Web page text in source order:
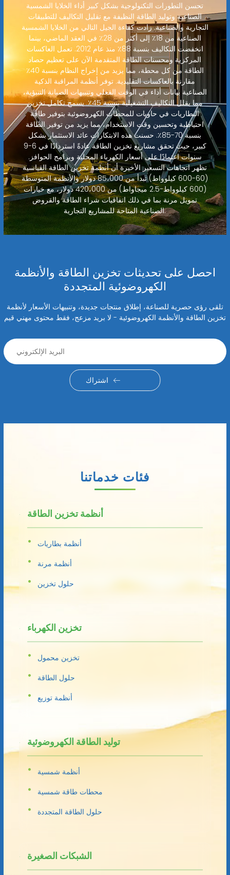
تحسن التطورات التكنولوجية بشكل كبير أداء الخلايا الشمسية
الصناعية وتوليد الطاقة النظيفة مع تقليل التكاليف للتطبيقات
التجارية والصناعية. زادت كفاءة الجيل التالي من الخلايا الشمسية
الصناعية من 18٪ إلى أكثر من 28٪ في العقد الماضي، بينما
انخفضت التكاليف بنسبة 88٪ منذ عام 2012. تعمل العاكسات
المركزية ومحسنات الطاقة المتقدمة الآن على تعظيم حصاد
الطاقة من كل محطة، مما يزيد من إخراج النظام بنسبة 40٪
مقارنة بالعاكسات التقليدية. توفر أنظمة المراقبة الذكية
الصناعية بيانات أداء في الوقت الفعلي وتنبيهات الصيانة التنبؤية،
مما يقلل التكاليف التشغيلية بنسبة 45٪. يسمح تكامل تخزين
البطاريات في حاويات للمحطات الكهروضوئية بتوفير طاقة
احتياطية وتحسين وقت الاستخدام، مما يزيد من توفير الطاقة
بنسبة 70-85٪. حسنت هذه الابتكارات عائد الاستثمار بشكل
كبير، حيث تحقق مشاريع تخزين الطاقة عادةً استردادًا في 6-9
سنوات اعتمادًا على أسعار الكهرباء المحلية وبرامج الحوافز.
تظهر اتجاهات التسعير الأخيرة أن أنظمة تخزين الطاقة القياسية
(60-600 كيلوواط) تبدأ من 85،000 دولار والأنظمة المتوسطة
(600 كيلوواط-2.5 ميجاواط) من 420،000 دولار، مع خيارات
تمويل مرنة بما في ذلك اتفاقيات شراء الطاقة والقروض
الصناعية المتاحة للمشاريع التجارية.
احصل على تحديثات تخزين الطاقة والأنظمة
الكهروضوئية المتجددة
تلقى رؤى حصرية للصناعة، إطلاق منتجات جديدة، وتنبيهات الأسعار لأنظمة
تخزين الطاقة والأنظمة الكهروضوئية - لا بريد مزعج، فقط محتوى مهني قيم
اشتراك
فئات خدماتنا
أنظمة تخزين الطاقة
أنظمة بطاريات
أنظمة مرنة
حلول تخزين
تخزين الكهرباء
تخزين محمول
حلول الطاقة
أنظمة توزيع
توليد الطاقة الكهروضوئية
أنظمة شمسية
محطات طاقة شمسية
حلول الطاقة المتجددة
الشبكات الصغيرة